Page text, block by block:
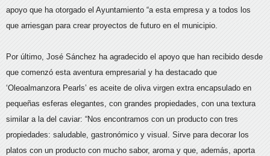
apoyo que ha otorgado el Ayuntamiento “a esta empresa y a todos los
que arriesgan para crear proyectos de futuro en el municipio.
Por último, José Sánchez ha agradecido el apoyo que han recibido desde
que comenzó esta aventura empresarial y ha destacado que
‘Oleoalmanzora Pearls’ es aceite de oliva virgen extra encapsulado en
pequeñas esferas elegantes, con grandes propiedades, con una textura
similar a la del caviar: “Nos encontramos con un producto con tres
propiedades: saludable, gastronómico y visual. Sirve para decorar los
platos con un producto con mucho sabor, aroma y que, además, aporta